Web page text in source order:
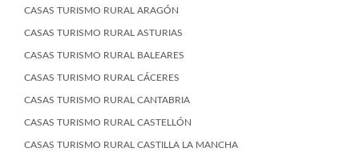
CASAS TURISMO RURAL ARAGÓN
CASAS TURISMO RURAL ASTURIAS
CASAS TURISMO RURAL BALEARES
CASAS TURISMO RURAL CÁCERES
CASAS TURISMO RURAL CANTABRIA
CASAS TURISMO RURAL CASTELLÓN
CASAS TURISMO RURAL CASTILLA LA MANCHA